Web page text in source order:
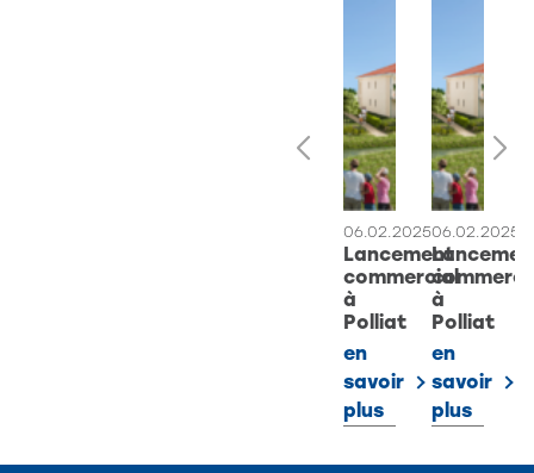
06.02.2025
Lancement
commercial
à
Polliat
en
savoir
plus
06.02.2025
à
Polliat
en
savoir
plus